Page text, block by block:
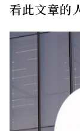
看此文章的